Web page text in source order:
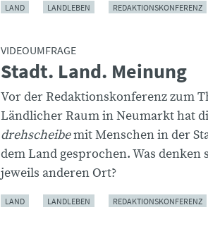
LAND LANDLEBEN REDAKTIONSKONFERENZ
VIDEOUMFRAGE
Stadt. Land. Meinung
Vor der Redaktionskonferenz zum
Ländlicher Raum in Neumarkt hat
drehscheibemit Menschen in der
dem Land gesprochen. Was denken
jeweils anderen Ort?
LAND LANDLEBEN REDAKTIONSKONFERENZ